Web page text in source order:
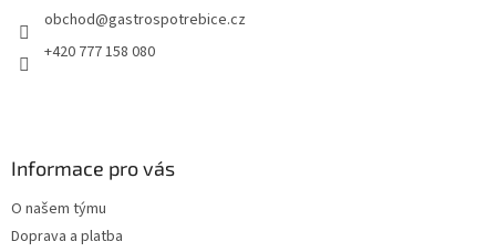
obchod@gastrospotrebice.cz
+420 777 158 080
Informace pro vás
O našem týmu
Doprava a platba